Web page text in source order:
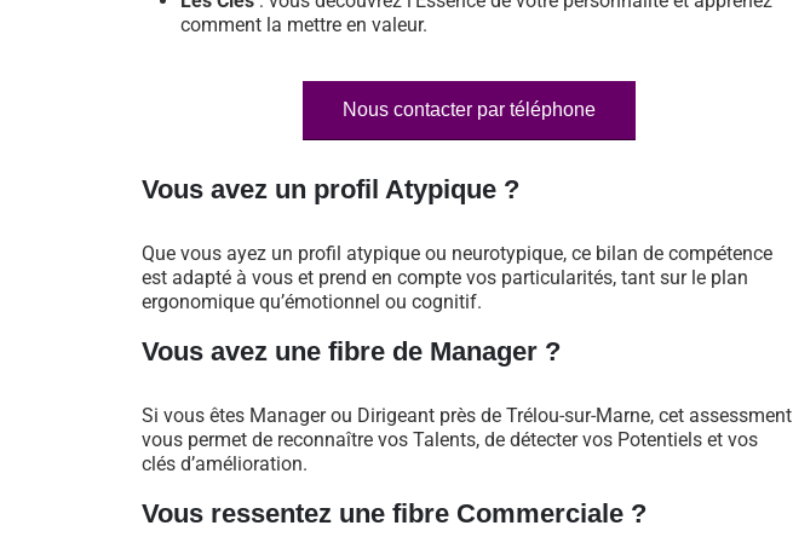
comment la mettre en valeur.
Nous contacter par téléphone
Vous avez un profil Atypique ?
Que vous ayez un profil atypique ou neurotypique, ce bilan de compétence
est adapté à vous et prend en compte vos particularités, tant sur le plan
ergonomique qu’émotionnel ou cognitif.
Vous avez une fibre de Manager ?
Si vous êtes Manager ou Dirigeant près de Trélou-sur-Marne, cet assessment
vous permet de reconnaître vos Talents, de détecter vos Potentiels et vos
clés d’amélioration.
Vous ressentez une fibre Commerciale ?